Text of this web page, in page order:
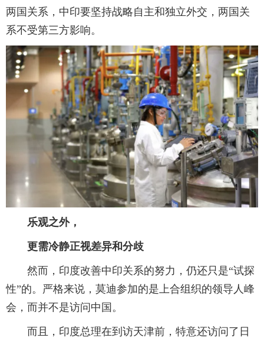
两国关系，中印要坚持战略自主和独立外交，两国关
系不受第三方影响。
乐观之外，
更需冷静正视差异和分歧
然而，印度改善中印关系的努力，仍还只是“试探
性”的。严格来说，莫迪参加的是上合组织的领导人峰
会，而并不是访问中国。
而且，印度总理在到访天津前，特意还访问了日